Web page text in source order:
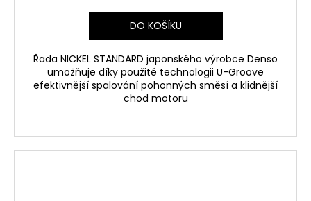
DO KOŠÍKU
Řada NICKEL STANDARD japonského výrobce Denso
umožňuje díky použité technologii U-Groove
efektivnější spalování pohonných směsí a klidnější
chod motoru